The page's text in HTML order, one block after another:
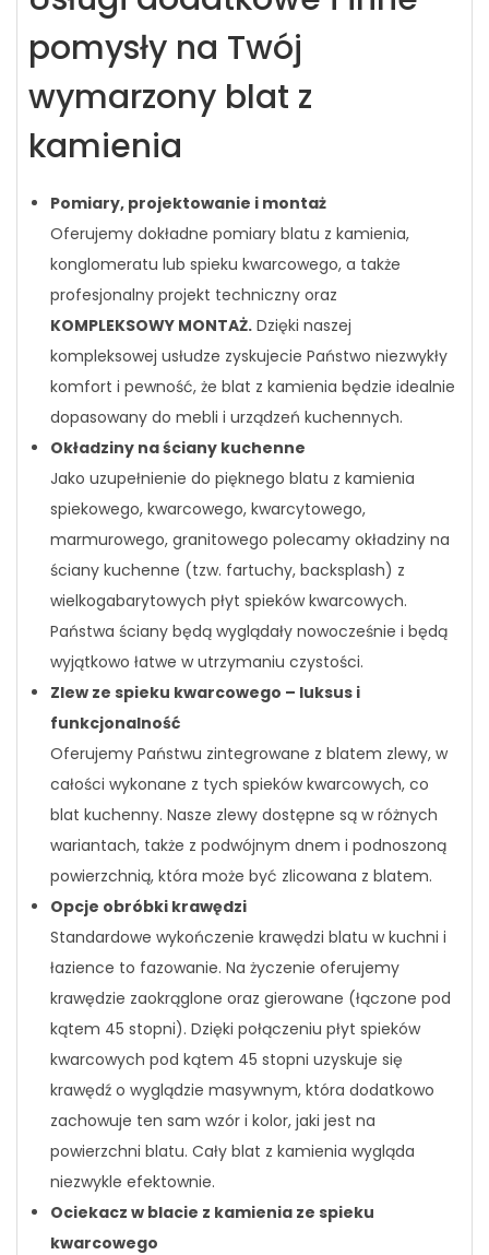
pomysły na Twój
wymarzony blat z
kamienia
Pomiary, projektowanie i montaż
Oferujemy dokładne pomiary blatu z kamienia,
konglomeratu lub spieku kwarcowego, a także
profesjonalny projekt techniczny oraz
KOMPLEKSOWY MONTAŻ. Dzięki naszej
kompleksowej usłudze zyskujecie Państwo niezwykły
komfort i pewność, że blat z kamienia będzie idealnie
dopasowany do mebli i urządzeń kuchennych.
Okładziny na ściany kuchenne
Jako uzupełnienie do pięknego blatu z kamienia
spiekowego, kwarcowego, kwarcytowego,
marmurowego, granitowego polecamy okładziny na
ściany kuchenne (tzw. fartuchy, backsplash) z
wielkogabarytowych płyt spieków kwarcowych.
Państwa ściany będą wyglądały nowocześnie i będą
wyjątkowo łatwe w utrzymaniu czystości.
Zlew ze spieku kwarcowego – luksus i
funkcjonalność
Oferujemy Państwu zintegrowane z blatem zlewy, w
całości wykonane z tych spieków kwarcowych, co
blat kuchenny. Nasze zlewy dostępne są w różnych
wariantach, także z podwójnym dnem i podnoszoną
powierzchnią, która może być zlicowana z blatem.
Opcje obróbki krawędzi
Standardowe wykończenie krawędzi blatu w kuchni i
łazience to fazowanie. Na życzenie oferujemy
krawędzie zaokrąglone oraz gierowane (łączone pod
kątem 45 stopni). Dzięki połączeniu płyt spieków
kwarcowych pod kątem 45 stopni uzyskuje się
krawędź o wyglądzie masywnym, która dodatkowo
zachowuje ten sam wzór i kolor, jaki jest na
powierzchni blatu. Cały blat z kamienia wygląda
niezwykle efektownie.
Ociekacz w blacie z kamienia ze spieku
kwarcowego